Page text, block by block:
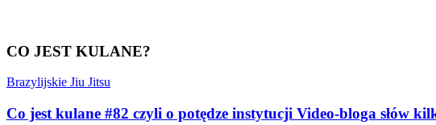
CO JEST KULANE?
Brazylijskie Jiu Jitsu
Co jest kulane #82 czyli o potędze instytucji Video-bloga słów